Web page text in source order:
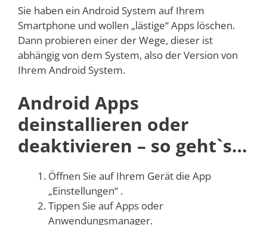
Sie haben ein Android System auf Ihrem
Smartphone und wollen „lästige“ Apps löschen.
Dann probieren einer der Wege, dieser ist
abhängig von dem System, also der Version von
Ihrem Android System.
Android Apps
deinstallieren oder
deaktivieren – so geht`s…
Öffnen Sie auf Ihrem Gerät die App
„Einstellungen“ .
Tippen Sie auf Apps oder
Anwendungsmanager.